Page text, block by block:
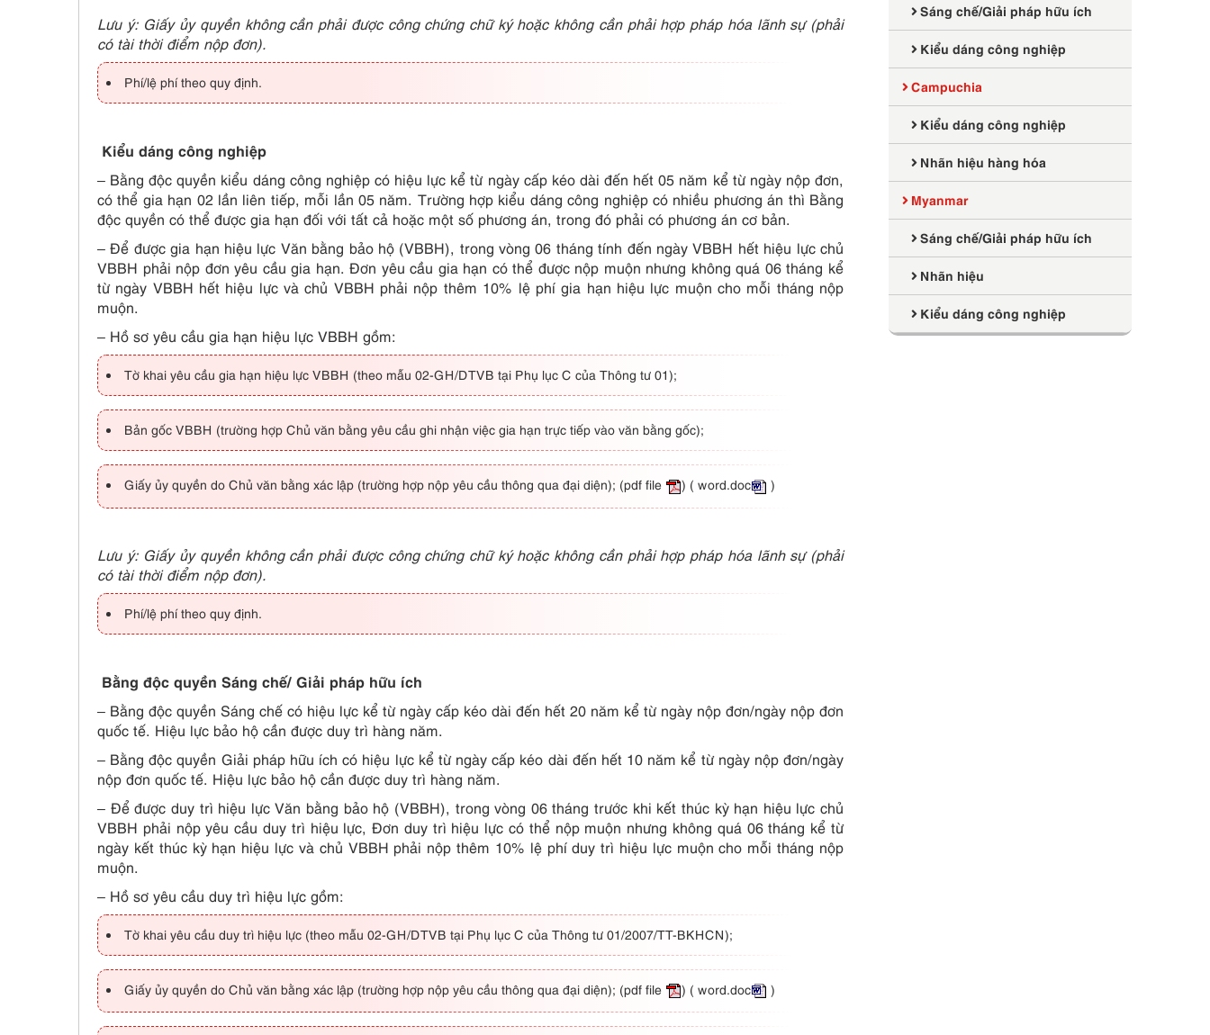
Lưu ý: Giấy ủy quyền không cần phải được công chứng chữ ký hoặc không cần phải hợp pháp hóa lãnh sự (phải
có tài thời điểm nộp đơn).
Phí/lệ phí theo quy định.
Kiểu dáng công nghiệp
– Bằng độc quyền kiểu dáng công nghiệp có hiệu lực kể từ ngày cấp kéo dài đến hết 05 năm kể từ ngày nộp đơn,
có thể gia hạn 02 lần liên tiếp, mỗi lần 05 năm. Trường hợp kiểu dáng công nghiệp có nhiều phương án thì Bằng
độc quyền có thể được gia hạn đối với tất cả hoặc một số phương án, trong đó phải có phương án cơ bản.
– Để được gia hạn hiệu lực Văn bằng bảo hộ (VBBH), trong vòng 06 tháng tính đến ngày VBBH hết hiệu lực chủ
VBBH phải nộp đơn yêu cầu gia hạn. Đơn yêu cầu gia hạn có thể được nộp muộn nhưng không quá 06 tháng kể
từ ngày VBBH hết hiệu lực và chủ VBBH phải nộp thêm 10% lệ phí gia hạn hiệu lực muộn cho mỗi tháng nộp
muộn.
– Hồ sơ yêu cầu gia hạn hiệu lực VBBH gồm:
Tờ khai yêu cầu gia hạn hiệu lực VBBH (theo mẫu 02-GH/DTVB tại Phụ lục C của Thông tư 01);
Bản gốc VBBH (trường hợp Chủ văn bằng yêu cầu ghi nhận việc gia hạn trực tiếp vào văn bằng gốc);
Giấy ủy quyền do Chủ văn bằng xác lập (trường hợp nộp yêu cầu thông qua đại diện); (pdf file ) ( word.doc )
Lưu ý: Giấy ủy quyền không cần phải được công chứng chữ ký hoặc không cần phải hợp pháp hóa lãnh sự (phải
có tài thời điểm nộp đơn).
Phí/lệ phí theo quy định.
Bằng độc quyền Sáng chế/ Giải pháp hữu ích
– Bằng độc quyền Sáng chế có hiệu lực kể từ ngày cấp kéo dài đến hết 20 năm kể từ ngày nộp đơn/ngày nộp đơn
quốc tế. Hiệu lực bảo hộ cần được duy trì hàng năm.
– Bằng độc quyền Giải pháp hữu ích có hiệu lực kể từ ngày cấp kéo dài đến hết 10 năm kể từ ngày nộp đơn/ngày
nộp đơn quốc tế. Hiệu lực bảo hộ cần được duy trì hàng năm.
– Để được duy trì hiệu lực Văn bằng bảo hộ (VBBH), trong vòng 06 tháng trước khi kết thúc kỳ hạn hiệu lực chủ
VBBH phải nộp yêu cầu duy trì hiệu lực, Đơn duy trì hiệu lực có thể nộp muộn nhưng không quá 06 tháng kể từ
ngày kết thúc kỳ hạn hiệu lực và chủ VBBH phải nộp thêm 10% lệ phí duy trì hiệu lực muộn cho mỗi tháng nộp
muộn.
– Hồ sơ yêu cầu duy trì hiệu lực gồm:
Tờ khai yêu cầu duy trì hiệu lực (theo mẫu 02-GH/DTVB tại Phụ lục C của Thông tư 01/2007/TT-BKHCN);
Giấy ủy quyền do Chủ văn bằng xác lập (trường hợp nộp yêu cầu thông qua đại diện); (pdf file ) ( word.doc )
Sáng chế/Giải pháp hữu ích
Kiểu dáng công nghiệp
Campuchia
Kiểu dáng công nghiệp
Nhãn hiệu hàng hóa
Myanmar
Sáng chế/Giải pháp hữu ích
Nhãn hiệu
Kiểu dáng công nghiệp